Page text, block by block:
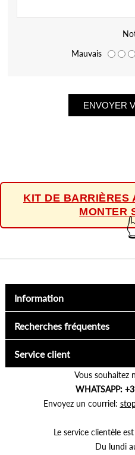
Mauvais
KIT DE BARRIÈRES
MONTER
Information
Recherches fréquentes
Service client
Vous souhaitez
WHATSAPP:
Envoyez un courriel:
Le service clientèle
Du lundi